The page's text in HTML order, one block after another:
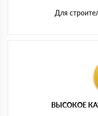
Для
ВЫСОКОЕ